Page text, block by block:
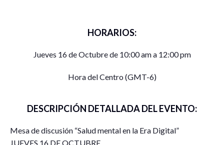
HORARIOS:
Jueves 16 de Octubre de 10:00 am a 12:00 pm
Hora del Centro (GMT-6)
DESCRIPCIÓN DETALLADA DEL EVENTO:
Mesa de discusión “Salud mental en la Era Digital”
JUEVES 16 DE OCTUBRE